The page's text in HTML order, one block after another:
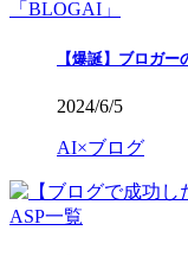
【爆誕】ブロガ
2024/6/5
AI×ブログ